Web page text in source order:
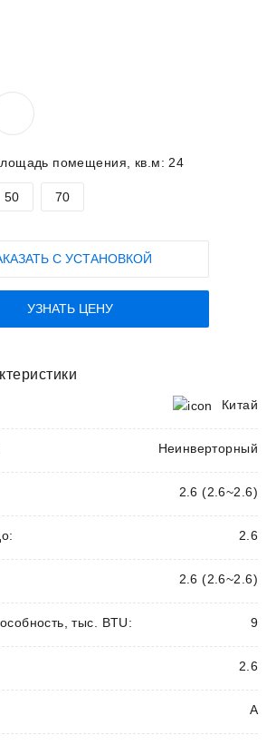
помещения, кв.м: 24
50 70
С УСТАНОВКОЙ
УЗНАТЬ ЦЕНУ
Китай
Неинверторный
2.6 (2.6~2.6)
2.6
2.6 (2.6~2.6)
тыс. BTU: 9
2.6
А